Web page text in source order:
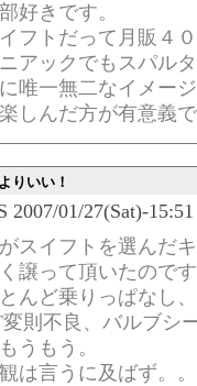
好きです。
フトだって月販４
アックでもスパル
唯一無二なイメー
しんだ方が有意義
りいい！
2007/01/27(Sat)-
スイフトを選んだ
譲って頂いたので
んど乗りっぱなし
変則不良、バルブシ
うもう。
は言うに及ばず。